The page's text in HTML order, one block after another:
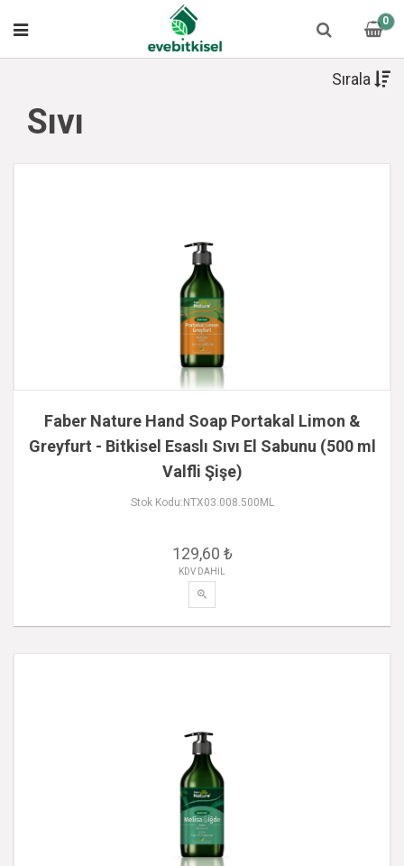
0
Sırala
Sıvı
Faber Nature Hand Soap Portakal Limon &
Greyfurt - Bitkisel Esaslı Sıvı El Sabunu (500 ml
Valfli Şişe)
Stok Kodu:NTX03.008.500ML
129,60 ₺
KDV DAHİL